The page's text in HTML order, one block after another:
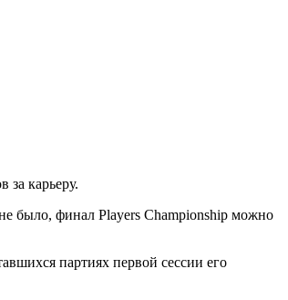
карьеру.
было, финал Players Championship можно
партиях первой сессии его